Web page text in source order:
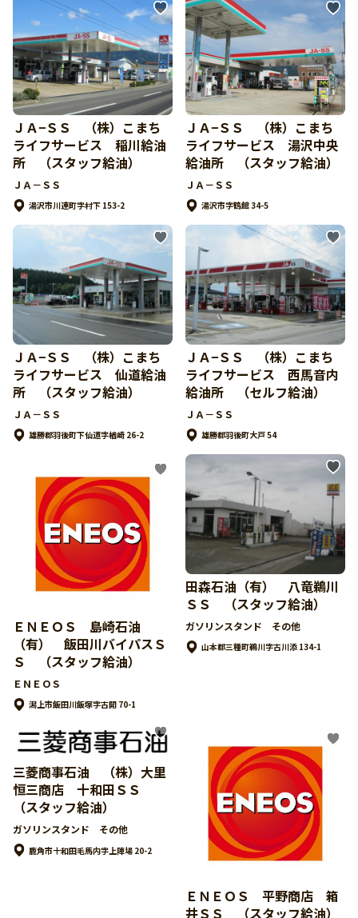
ＪＡ−ＳＳ （株）こまち
ライフサービス 稲川給油
所 （スタッフ給油）
ＪＡ－ＳＳ
湯沢市川連町字村下 153-2
ＪＡ−ＳＳ （株）こまち
ライフサービス 湯沢中央
給油所 （スタッフ給油）
ＪＡ－ＳＳ
湯沢市字鶴館 34-5
ＪＡ−ＳＳ （株）こまち
ライフサービス 仙道給油
所 （スタッフ給油）
ＪＡ－ＳＳ
雄勝郡羽後町下仙道字楢崎 26-2
ＪＡ−ＳＳ （株）こまち
ライフサービス 西馬音内
給油所 （セルフ給油）
ＪＡ－ＳＳ
雄勝郡羽後町大戸 54
ＥＮＥＯＳ 島崎石油
（有） 飯田川バイパスＳ
Ｓ （スタッフ給油）
ＥＮＥＯＳ
潟上市飯田川飯塚字古開 70-1
田森石油（有） 八竜鵜川
ＳＳ （スタッフ給油）
ガソリンスタンド その他
山本郡三種町鵜川字古川添 134-1
三菱商事石油 （株）大里
恒三商店 十和田ＳＳ
（スタッフ給油）
ガソリンスタンド その他
鹿角市十和田毛馬内字上陣場 20-2
ＥＮＥＯＳ 平野商店 箱
井ＳＳ （スタッフ給油）